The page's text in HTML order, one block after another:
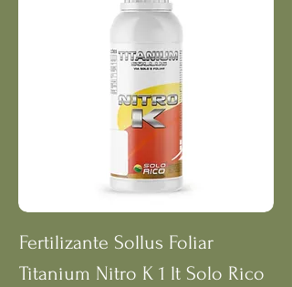
Fertilizante Sollus Foliar
Titanium Nitro K 1 lt Solo Rico